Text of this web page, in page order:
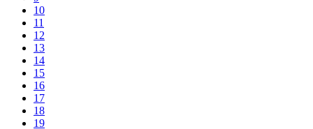
10
11
12
13
14
15
16
17
18
19